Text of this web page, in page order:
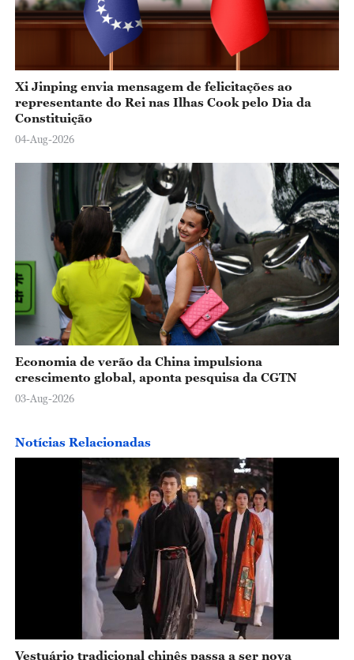
Xi Jinping envia mensagem de felicitações ao
representante do Rei nas Ilhas Cook pelo Dia da
Constituição
04-Aug-2026
Economia de verão da China impulsiona
crescimento global, aponta pesquisa da CGTN
03-Aug-2026
Notícias Relacionadas
Vestuário tradicional chinês passa a ser nova